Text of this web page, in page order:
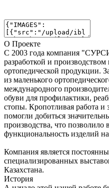
О Проекте
С 2003 года компания
разработкой и производством
ортопедической продукции.
из маленького
международного
обуви для профилактики,
стопы. Кропотливая работа и
помогли добиться
производства, что позволило
функциональность изделий
Компания является
специализированных
Казахстана.
История